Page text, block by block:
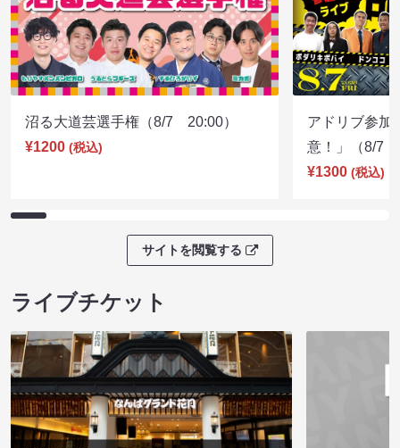
沼る大道芸選手権（8/7 20:00）
¥1200 (税込)
アドリブ参加
意！」（8/7
¥1300 (税込)
サイトを閲覧する
ライブチケット